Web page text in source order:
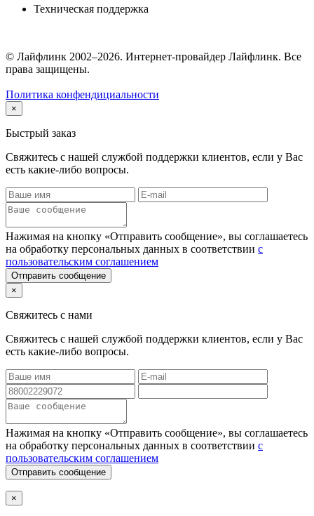
Техническая поддержка
© Лайфлинк 2002–2026. Интернет-провайдер Лайфлинк. Все
права защищены.
Политика конфендициальности
×
Быстрый заказ
Свяжитесь с нашей службой поддержки клиентов, если у Вас
есть какие-либо вопросы.
Нажимая на кнопку «Отправить сообщение», вы соглашаетесь
на обработку персональных данных в соответствии с
пользовательским соглашением
Отправить сообщение
×
Свяжитесь с нами
Свяжитесь с нашей службой поддержки клиентов, если у Вас
есть какие-либо вопросы.
Нажимая на кнопку «Отправить сообщение», вы соглашаетесь
на обработку персональных данных в соответствии с
пользовательским соглашением
Отправить сообщение
×